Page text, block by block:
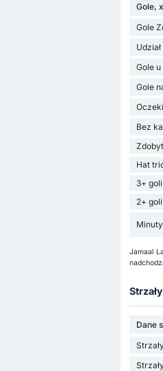
Gole,
Gole
Gole
Gole
Bez
Hat
3+ goli
2+ goli
Jamaal
Strzały
Dane